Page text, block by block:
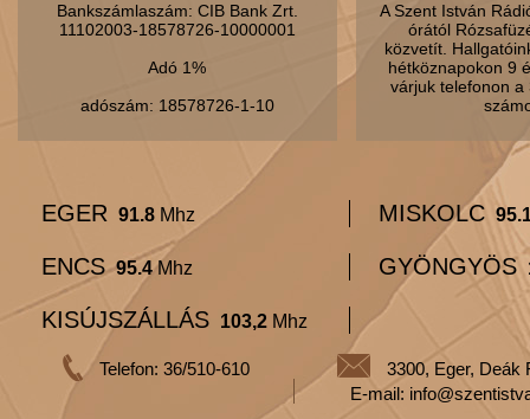
Bankszámlaszám: CIB Bank Zrt.
11102003-18578726-10000001
Adó 1%
adószám: 18578726-1-10
A Szent István
órától
közvetít.
hétköznapokon 9
várjuk telefonon
EGER 91.8 Mhz MISKOLC
ENCS 95.4Mhz GYÖNGYÖS
KISÚJSZÁLLÁS 103,2 Mhz
Telefon: 36/510-610
3300, Eger, Deák
E-mail: